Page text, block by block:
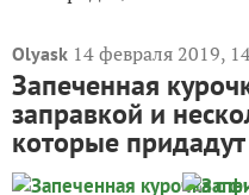
Olyask 14 февраля 2019,
Запеченная
заправкой и
которые